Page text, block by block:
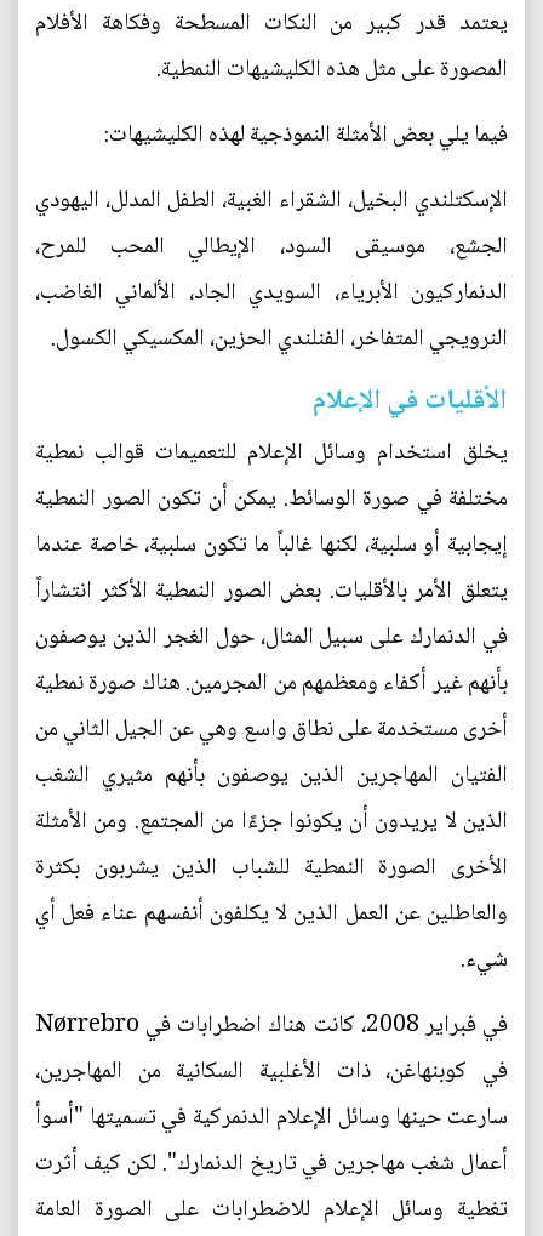
يعتمد قدر كبير من النكات المسطحة وفكاهة الأفلام
المصورة على مثل هذه الكليشيهات النمطية.
فيما يلي بعض الأمثلة النموذجية لهذه الكليشيهات:
الإسكتلندي البخيل، الشقراء الغبية، الطفل المدلل، اليهودي
الجشع، موسيقى السود، الإيطالي المحب للمرح،
الدنماركيون الأبرياء، السويدي الجاد، الألماني الغاضب،
النرويجي المتفاخر، الفنلندي الحزين، المكسيكي الكسول.
الأقليات في الإعلام
يخلق استخدام وسائل الإعلام للتعميمات قوالب نمطية
مختلفة في صورة الوسائط. يمكن أن تكون الصور النمطية
إيجابية أو سلبية، لكنها غالباً ما تكون سلبية، خاصة عندما
يتعلق الأمر بالأقليات. بعض الصور النمطية الأكثر انتشاراً
في الدنمارك على سبيل المثال، حول الغجر الذين يوصفون
بأنهم غير أكفاء ومعظمهم من المجرمين. هناك صورة نمطية
أخرى مستخدمة على نطاق واسع وهي عن الجيل الثاني من
الفتيان المهاجرين الذين يوصفون بأنهم مثيري الشغب
الذين لا يريدون أن يكونوا جزءًا من المجتمع. ومن الأمثلة
الأخرى الصورة النمطية للشباب الذين يشربون بكثرة
والعاطلين عن العمل الذين لا يكلفون أنفسهم عناء فعل أي
شيء.
في فبراير 2008، كانت هناك اضطرابات في Nørrebro
في كوبنهاغن، ذات الأغلبية السكانية من المهاجرين،
سارعت حينها وسائل الإعلام الدنمركية في تسميتها "أسوأ
أعمال شغب مهاجرين في تاريخ الدنمارك". لكن كيف أثرت
تغطية وسائل الإعلام للاضطرابات على الصورة العامة